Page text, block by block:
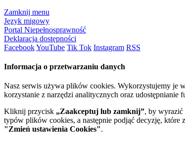
Zamknij menu
Język migowy
Portal Niepełnosprawność
Deklaracja dostępności
FacebookYouTube Tik Tok Instagram RSS
Informacja o przetwarzaniu danych
Nasz serwis używa plików cookies. Wykorzystujemy je
korzystanie z narzędzi analitycznych oraz
Kliknij przycisk „Zaakceptuj lub zamknij”, by wyrazić
typów plików cookies, a następnie podjąć decyzję,
"Zmień ustawienia Cookies".